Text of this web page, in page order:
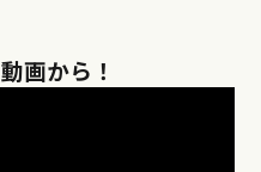
画から！